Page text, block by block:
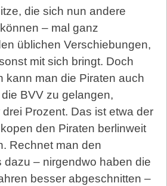
die sich nun andere
– mal ganz
üblichen Verschiebungen,
mit sich bringt. Doch
kann man die Piraten auch
BVV zu gelangen,
Prozent. Das ist etwa der
den Piraten berlinweit
Rechnet man den
dazu – nirgendwo haben die
besser abgeschnitten –